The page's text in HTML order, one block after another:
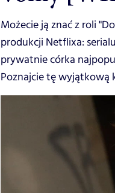
Możecie ją znać z roli
produkcji Netflixa:
prywatnie córka
Poznajcie tę wyjątkową